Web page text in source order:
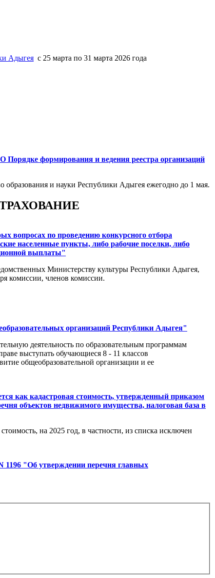
Адыгея с 25 марта по 31 марта 2026 года
Порядке формирования и ведения реестра организаций
образования и науки Республики Адыгея ежегодно до 1 мая.
вопросах по проведению конкурсного отбора
населенные пункты, либо рабочие поселки, либо
выплаты"
Министерству культуры Республики Адыгея,
комиссии, членов комиссии.
организаций Республики Адыгея"
деятельность по образовательным программам
выступать обучающиеся 8 - 11 классов
общеобразовательной организации и ее
как кадастровая стоимость, утвержденный приказом
объектов недвижимого имущества, налоговая база в
на 2025 год, в частности, из списка исключен
1196 "Об утверждении перечня главных